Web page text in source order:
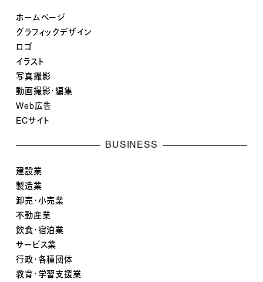
ホームページ
グラフィックデザイン
ロゴ
イラスト
写真撮影
動画撮影・編集
Web広告
ECサイト
BUSINESS
建設業
製造業
卸売・小売業
不動産業
飲食・宿泊業
サービス業
行政・各種団体
教育・学習支援業